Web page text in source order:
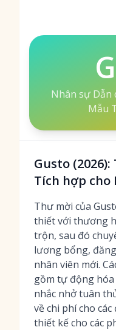
Nhân sự Dẫn
Mẫu
Gusto
Tích hợp cho
Thư mời của
thiết với thương
trộn, sau đó
lương bổng,
nhân viên mới.
gồm tự động
nhắc nhở tuân
về chi phí cho
thiết kế cho các